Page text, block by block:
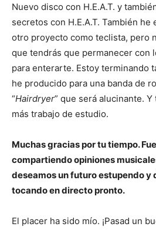
Nuevo disco con H.E.A.T. y
secretos con H.E.A.T. También
otro proyecto como teclista, pero
que tendrás que permanecer con
para enterarte. Estoy terminando
he producido para una banda de
“Hairdryer” que será alucinante.
más trabajo de estudio.
Muchas gracias por tu tiempo.
compartiendo opiniones
deseamos un futuro estupendo y
tocando en directo pronto.
El placer ha sido mío. ¡Pasad un